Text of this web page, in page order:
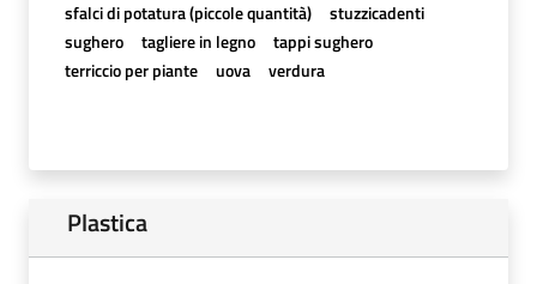
sfalci di potatura (piccole quantità)
stuzzicadenti
sughero
tagliere in legno
tappi sughero
terriccio per piante
uova verdura
Plastica